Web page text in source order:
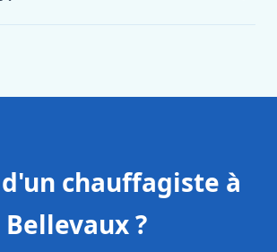
chauffagiste à
Bellevaux ?